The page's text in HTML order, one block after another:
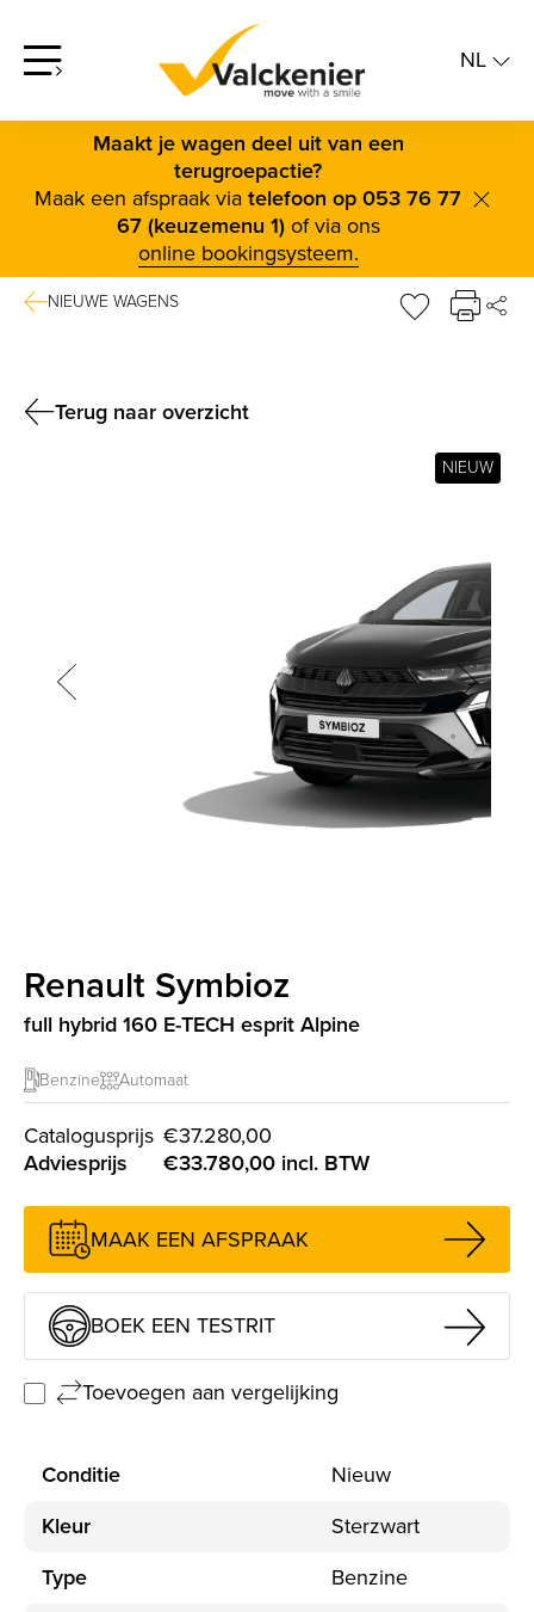
screenreader.open offcanvas menu NL
Maakt je wagen deel uit van een
terugroepactie?
Maak een afspraak viatelefoon op 053 76 77
67 (keuzemenu 1)of via ons
online bookingsysteem.
NIEUWE WAGENS
Terug naar overzicht
screenreader.slider next
NIEUW
Renault Symbioz
full hybrid 160 E-TECH esprit Alpine
Benzine Automaat
Catalogusprijs €37.280,00
Adviesprijs
€33.780,00 incl. BTW
financiering
MAAK EEN AFSPRAAK
BOEK EEN TESTRIT
Toevoegen aan vergelijking
Conditie
Nieuw
Kleur
Sterzwart
Type
Benzine